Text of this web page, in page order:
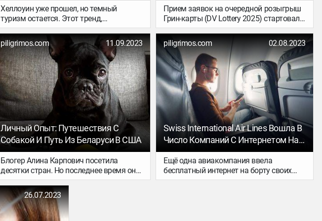
Хеллоуин уже прошел, но темный
туризм остается. Этот тренд,
появившийся недавно, касается
осмотра достопримечательностей из
наименее счастливых мест на Земле:
эпицентров трагедий, войн, тюремного
заключения, катастроф и смерти.
Прием заявок на очередной розыгрыш
Грин-карты (DV Lottery 2025) стартовал 4
октября и продлится до 7 ноября.
Результаты будут известны 4 мая 2024
года, а въехать в США победители
смогут в 2025 году.
piligrimos.com 11.09.2023
Личный Опыт: Путешествия С
Собакой И Путь Из Беларуси В США
Блогер Алина Карпович посетила
десятки стран. Но последнее время она
путешествует с собакой — французским
бульдогом Бубой. Вместе со своим
питомцем Алина совершила
путешествие из Беларуси в США, побыв
piligrimos.com 02.08.2023
Swiss International Air Lines Вошла В
Число Компаний С Интернетом На
Борту
Ещё одна авиакомпания ввела
бесплатный интернет на борту своих
самолётов. Новая услуга теперь
26.07.2023